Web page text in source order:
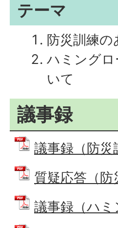
テーマ
防災訓練の
ハミング
いて
議事録
議事録（防
質疑応答（
議事録（ハ